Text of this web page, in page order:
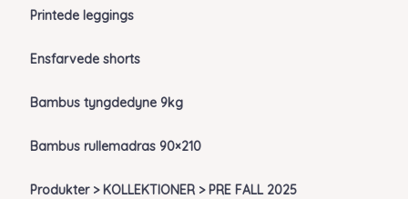
Printede leggings
Ensfarvede shorts
Bambus tyngdedyne 9kg
Bambus rullemadras 90×210
Produkter > KOLLEKTIONER > PRE FALL 2025